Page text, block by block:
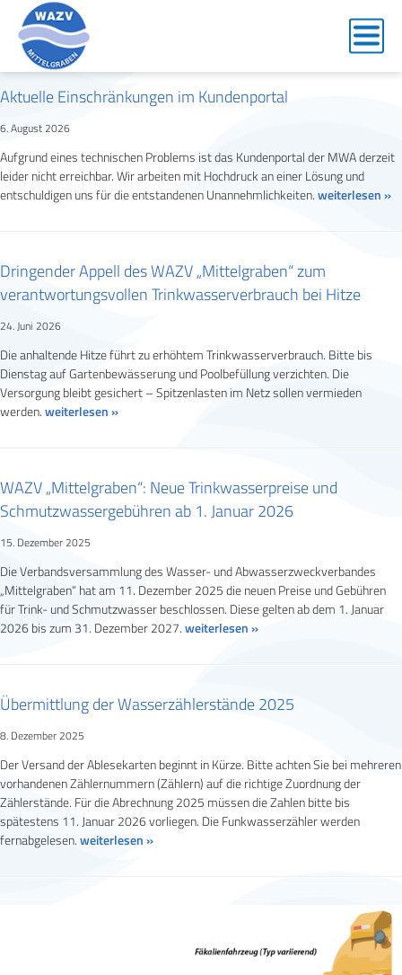
Allgemein
Aktuelle Einschränkungen im Kundenportal
6. August 2026
Aufgrund eines technischen Problems ist das Kundenportal der MWA derzeit
leider nicht erreichbar. Wir arbeiten mit Hochdruck an einer Lösung und
entschuldigen uns für die entstandenen Unannehmlichkeiten.weiterlesen »
Dringender Appell des WAZV „Mittelgraben“ zum
verantwortungsvollen Trinkwasserverbrauch bei Hitze
24. Juni 2026
Die anhaltende Hitze führt zu erhöhtem Trinkwasserverbrauch. Bitte bis
Dienstag auf Gartenbewässerung und Poolbefüllung verzichten. Die
Versorgung bleibt gesichert – Spitzenlasten im Netz sollen vermieden
werden.weiterlesen »
WAZV „Mittelgraben“: Neue Trinkwasserpreise und
Schmutzwassergebühren ab 1. Januar 2026
15. Dezember 2025
Die Verbandsversammlung des Wasser- und Abwasserzweckverbandes
„Mittelgraben“ hat am 11. Dezember 2025 die neuen Preise und Gebühren
für Trink- und Schmutzwasser beschlossen. Diese gelten ab dem 1. Januar
2026 bis zum 31. Dezember 2027.weiterlesen »
Übermittlung der Wasserzählerstände 2025
8. Dezember 2025
Der Versand der Ablesekarten beginnt in Kürze. Bitte achten Sie bei mehreren
vorhandenen Zählernummern (Zählern) auf die richtige Zuordnung der
Zählerstände. Für die Abrechnung 2025 müssen die Zahlen bitte bis
spätestens 11. Januar 2026 vorliegen. Die Funkwasserzähler werden
fernabgelesen.weiterlesen »